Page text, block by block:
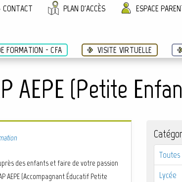
FORMATION - CFA VISITE VIRTUELLE
CONTACT PLAN D'ACCÈS ESPACE
AEPE (Petite
des enfants et faire de votre passion
AEPE (Accompagnant Éducatif Petite
Lycée